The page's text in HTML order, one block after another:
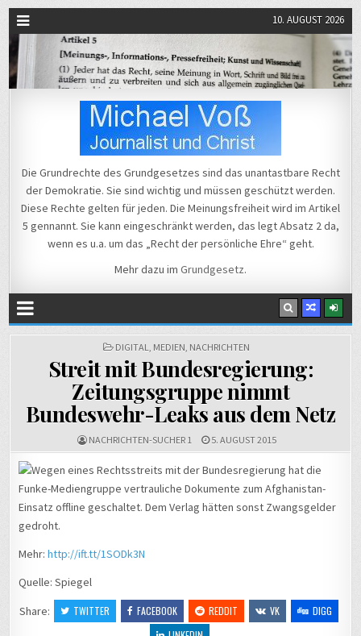
10. AUGUST 2026
Michael Voß
Die Grundrechte des Grundgesetzes sind das unantastbare Recht
der Demokratie. Sie sind wichtig und müssen geschützt werden.
Diese Rechte gelten für jeden. Die Meinungsfreiheit wird im Artikel
5 gennannt. Sie kann eingeschränkt werden, das legt Absatz 2 da,
wenn es u.a. um das „Recht der persönliche Ehre“ geht.
Mehr dazu im Grundgesetz.
POSTED
DIGITAL, MEDIEN, NACHRICHTEN
Streit mit Bundesregierung:
Zeitungsgruppe nimmt
Bundeswehr-Leaks aus dem Netz
NACHRICHTEN-SUCHER 1 5. AUGUST 2015
Wegen eines Rechtsstreits mit der Bundesregierung hat die
Funke-Mediengruppe vertrauliche Dokumente zum Afghanistan-
Einsatz offline geschaltet. Dem Verlag hätten sonst Zwangsgelder
gedroht.
Mehr:http://ift.tt/1SODk3N
Quelle: Spiegel
Share:
TWITTER FACEBOOK REDDIT VK
DIGG